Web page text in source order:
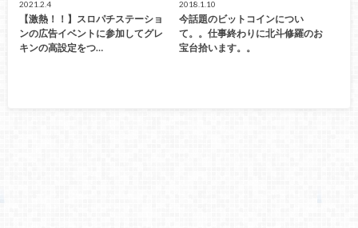
2021.2.4
【激熱！！】スロパチステーショ
ンの広告イベントに参加してグレ
キンの高設定をつ…
2018.1.10
今話題のビットコインについ
て。。仕事終わりに北斗修羅のお
宝台拾います。。